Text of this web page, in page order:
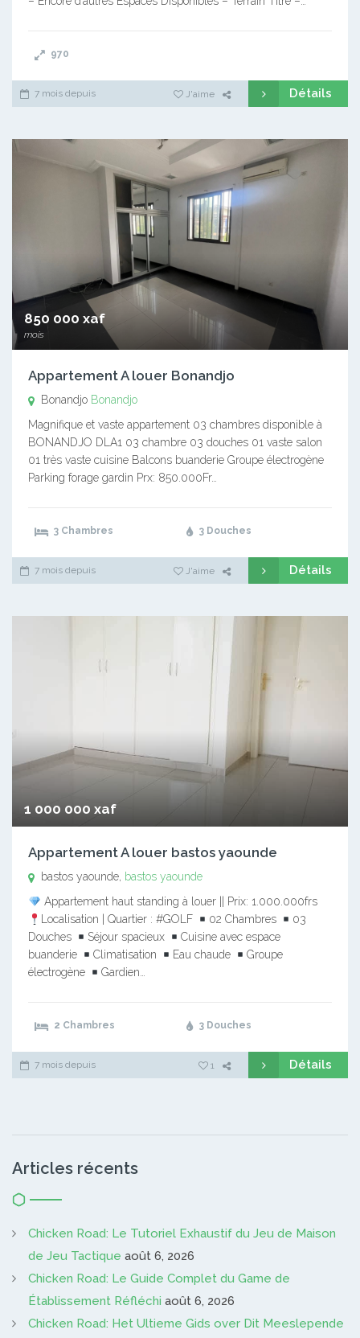
970
7 mois depuis J'aime Détails
850 000 xaf
mois
Appartement A louer Bonandjo
Bonandjo Bonandjo
Magnifique et vaste appartement 03 chambres disponible à
BONANDJO DLA1 03 chambre 03 douches 01 vaste salon
01 très vaste cuisine Balcons buanderie Groupe électrogène
Parking forage gardin Prx: 850.000Fr…
3 Chambres 3 Douches
7 mois depuis J'aime Détails
1 000 000 xaf
Appartement A louer bastos yaounde
bastos yaounde, bastos yaounde
Appartement haut standing à louer || Prix: 1.000.000frs
Localisation | Quartier : #GOLF
02 Chambres
03
Douches
Séjour spacieux
Cuisine avec espace
buanderie
Climatisation Eau chaude
Groupe
électrogène
Gardien…
2 Chambres 3 Douches
7 mois depuis 1 Détails
Articles récents
Chicken Road: Le Tutoriel Exhaustif du Jeu de Maison
de Jeu Tactique août 6, 2026
Chicken Road: Le Guide Complet du Game de
Établissement Réfléchi août 6, 2026
Chicken Road: Het Ultieme Gids over Dit Meeslepende